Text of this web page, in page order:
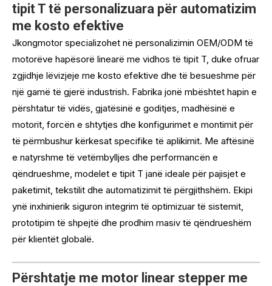
tipit T të personalizuara për automatizim
me kosto efektive
Jkongmotor specializohet në personalizimin OEM/ODM të
motorëve hapësorë linearë me vidhos të tipit T, duke ofruar
zgjidhje lëvizjeje me kosto efektive dhe të besueshme për
një gamë të gjerë industrish. Fabrika jonë mbështet hapin e
përshtatur të vidës, gjatësinë e goditjes, madhësinë e
motorit, forcën e shtytjes dhe konfigurimet e montimit për
të përmbushur kërkesat specifike të aplikimit. Me aftësinë
e natyrshme të vetëmbylljes dhe performancën e
qëndrueshme, modelet e tipit T janë ideale për pajisjet e
paketimit, tekstilit dhe automatizimit të përgjithshëm. Ekipi
ynë inxhinierik siguron integrim të optimizuar të sistemit,
prototipim të shpejtë dhe prodhim masiv të qëndrueshëm
për klientët globalë.
Përshtatje me motor linear stepper me